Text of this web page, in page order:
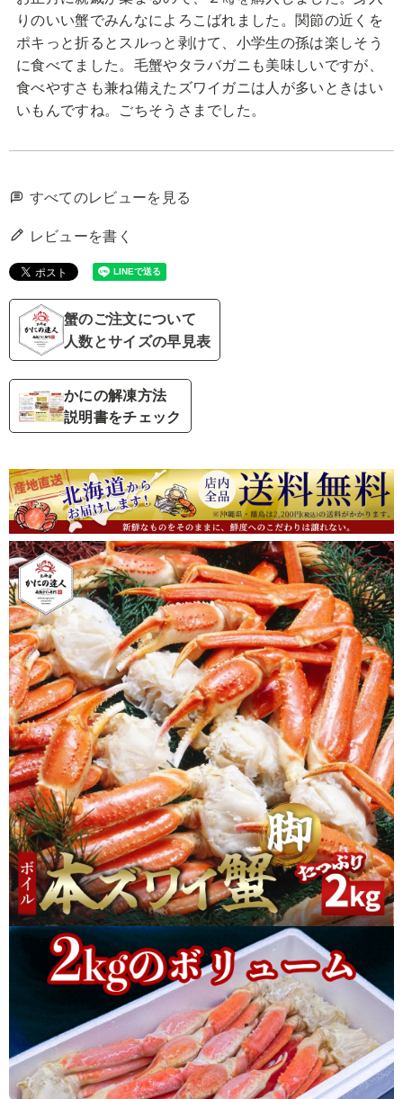
りのいい蟹でみんなによろこばれました。関節の近くを
ポキっと折るとスルっと剥けて、小学生の孫は楽しそう
に食べてました。毛蟹やタラバガニも美味しいですが、
食べやすさも兼ね備えたズワイガニは人が多いときはい
いもんですね。ごちそうさまでした。
すべてのレビューを見る
レビューを書く
蟹のご注文について
人数とサイズの早見表
かにの解凍方法
説明書をチェック